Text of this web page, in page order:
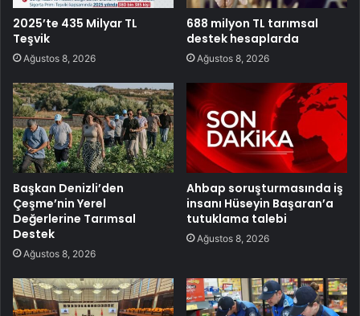
2025’te 435 Milyar TL
Teşvik
Ağustos 8, 2026
688 milyon TL tarımsal
destek hesaplarda
Ağustos 8, 2026
Başkan Denizli’den
Çeşme’nin Yerel
Değerlerine Tarımsal
Destek
Ağustos 8, 2026
Ahbap soruşturmasında iş
insanı Hüseyin Başaran’a
tutuklama talebi
Ağustos 8, 2026